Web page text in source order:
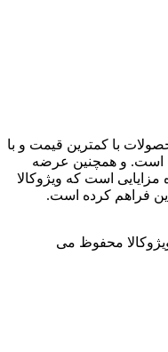
با کمترین قیمت و با
است. و همچنین عرضه
است که ویژوکالا
فراهم کرده است.
محفوظ می